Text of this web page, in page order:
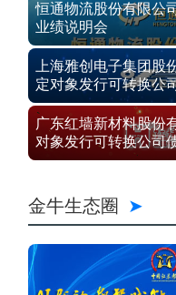
恒通物流股份有限公
业绩说明会
上海雅创电子集团股
定对象发行可转换公
广东红墙新材料股份
对象发行可转换公司
金牛生态圈